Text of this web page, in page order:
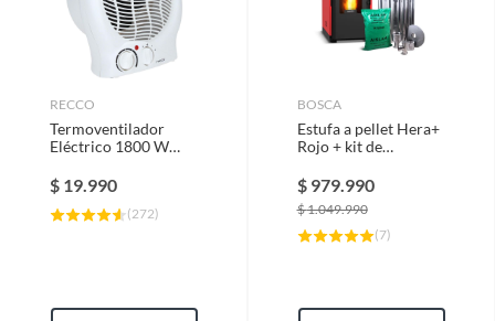
RECCO
Termoventilador
Eléctrico 1800 W
$ 19.990
(272)
BOSCA
Estufa a pellet Hera+
Rojo + kit de
$ 979.990
$1.049.990
(7)